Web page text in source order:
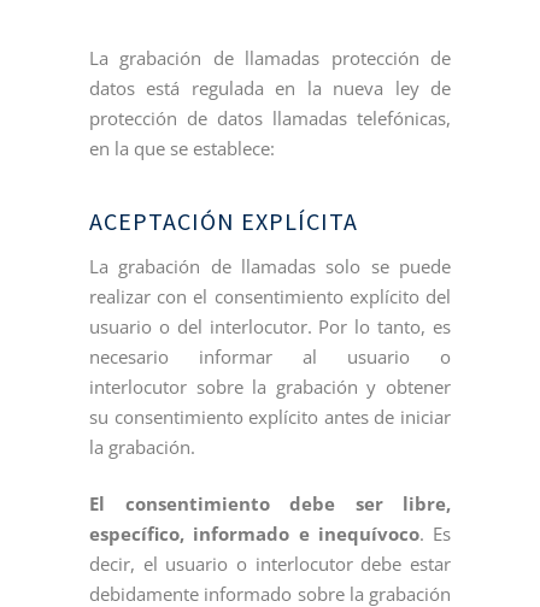
La grabación de llamadas protección de
datos está regulada en la nueva ley de
protección de datos llamadas telefónicas,
en la que se establece:
ACEPTACIÓN EXPLÍCITA
La grabación de llamadas solo se puede
realizar con el consentimiento explícito del
usuario o del interlocutor. Por lo tanto, es
necesario informar al usuario o
interlocutor sobre la grabación y obtener
su consentimiento explícito antes de iniciar
la grabación.
El consentimiento debe ser libre,
específico, informado e inequívoco. Es
decir, el usuario o interlocutor debe estar
debidamente informado sobre la grabación